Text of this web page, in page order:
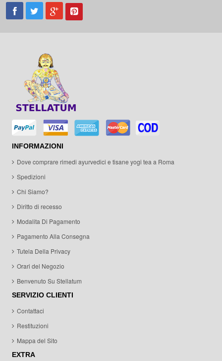
INFORMAZIONI
Dove comprare rimedi ayurvedici e tisane yogi tea a Roma
Spedizioni
Chi Siamo?
Diritto di recesso
Modalita Di Pagamento
Pagamento Alla Consegna
Tutela Della Privacy
Orari del Negozio
Benvenuto Su Stellatum
SERVIZIO CLIENTI
Contattaci
Restituzioni
Mappa del Sito
EXTRA